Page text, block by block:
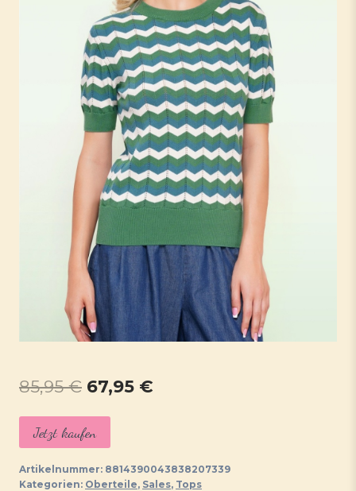
85,95€ Ursprünglicher
Preis
war:
85,95 €
67,95 €
67,95 €.
Jetzt kaufen
Artikelnummer: 8814390043838207339
Kategorien: Oberteile, Sales, Tops